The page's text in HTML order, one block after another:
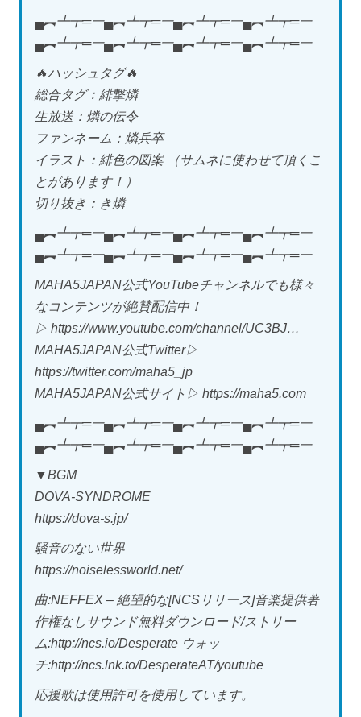
▄︻┻┳═一▄︻┻┳═一▄︻┻┳═一▄︻┻┳═一
▄︻┻┳═一▄︻┻┳═一▄︻┻┳═一▄︻┻┳═一
🔥ハッシュタグ🔥
総合タグ：緋撃燐
生放送：燐の伝令
ファンネーム：燐兵卒
イラスト：緋色の図案 （サムネに使わせて頂くこ
とがあります！）
切り抜き：き燐
▄︻┻┳═一▄︻┻┳═一▄︻┻┳═一▄︻┻┳═一
▄︻┻┳═一▄︻┻┳═一▄︻┻┳═一▄︻┻┳═一
MAHA5JAPAN公式YouTubeチャンネルでも様々
なコンテンツが絶賛配信中！
▷ https://www.youtube.com/channel/UC3BJ…
MAHA5JAPAN公式Twitter▷
https://twitter.com/maha5_jp
MAHA5JAPAN公式サイト▷ https://maha5.com
▄︻┻┳═一▄︻┻┳═一▄︻┻┳═一▄︻┻┳═一
▄︻┻┳═一▄︻┻┳═一▄︻┻┳═一▄︻┻┳═一
▼BGM
DOVA-SYNDROME
https://dova-s.jp/
騒音のない世界
https://noiselessworld.net/
曲:NEFFEX – 絶望的な[NCSリリース]音楽提供著
作権なしサウンド無料ダウンロード/ストリー
ム:http://ncs.io/Desperate ウォッ
チ:http://ncs.lnk.to/DesperateAT/youtube
応援歌は使用許可を使用しています。